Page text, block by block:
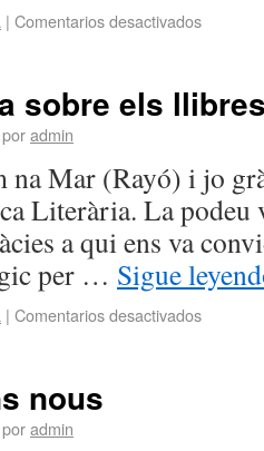
| Comentarios desactivados
sobre els
poradmin
na Mar (Rayó) i jo
Literària. La podeu
a qui ens va
per … Sigue
| Comentarios desactivados
nous
poradmin